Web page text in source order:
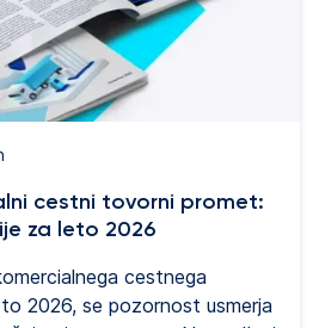
cestnin v Evropi za
parke.
cestni tovorni promet:
za leto 2026
cestnega
2026, se pozornost usmerja